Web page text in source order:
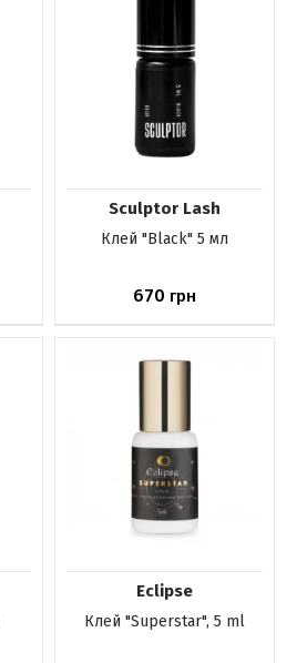
Sculptor Lash
Клей "Black" 5 мл
670 грн
Eclipse
Клей "Superstar", 5 ml